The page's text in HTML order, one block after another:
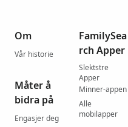
Om
Vår historie
Måter å
bidra på
Engasjer deg
FamilySea
rch Apper
Slektstre
Apper
Minner-appen
Alle
mobilapper